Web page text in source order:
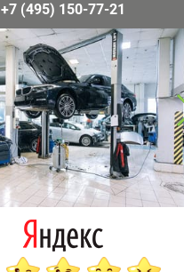
+7 (495) 150-77-21